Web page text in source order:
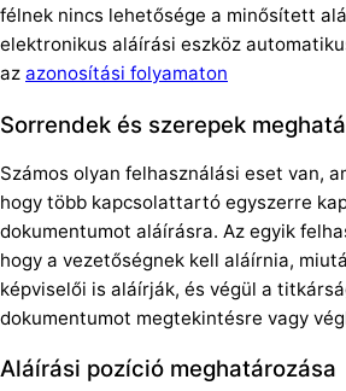
félnek nincs lehetősége a minősített
elektronikus aláírási eszköz
az azonosítási folyamaton
Sorrendek és szerepek
Számos olyan felhasználási eset van,
hogy több kapcsolattartó egyszerre
dokumentumot aláírásra. Az egyik
hogy a vezetőségnek kell aláírnia,
képviselői is aláírják, és végül a
dokumentumot megtekintésre vagy
Aláírási pozíció meghatározása